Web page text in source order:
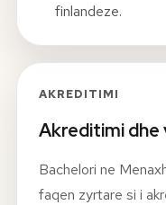
finlandeze.
AKREDITIMI
Akreditimi dhe
Bachelori ne
faqen zyrtare si i